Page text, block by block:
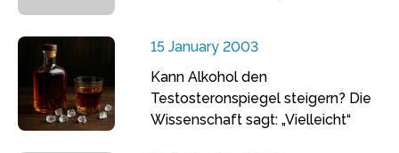
15 January 2003
Kann Alkohol den
Testosteronspiegel steigern? Die
Wissenschaft sagt: „Vielleicht“